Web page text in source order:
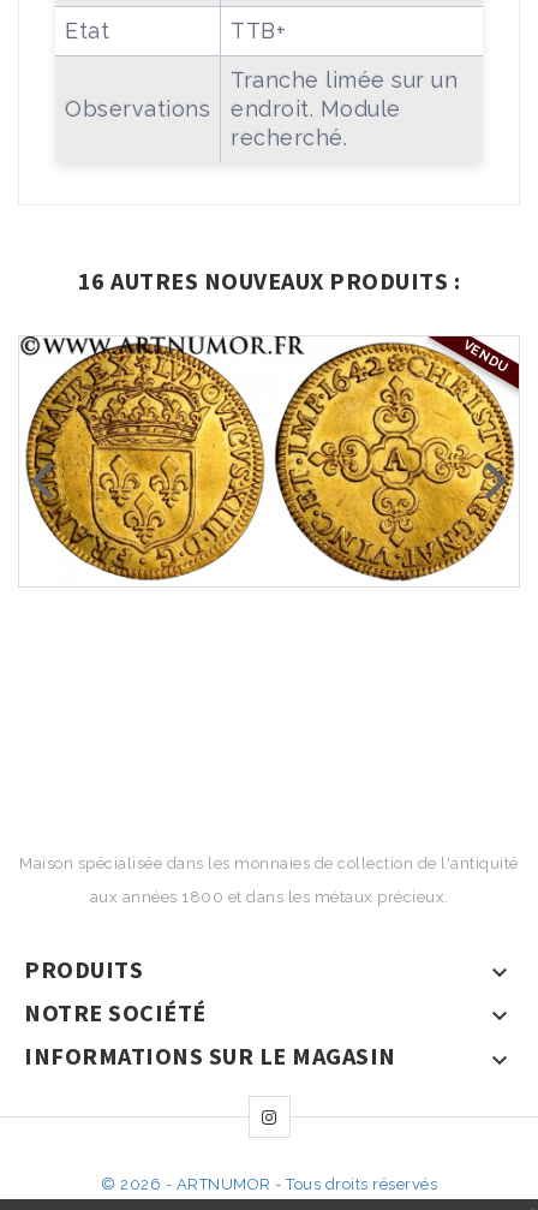
Etat
TTB+
Observations
Tranche limée sur un
endroit. Module
recherché.
16 AUTRES NOUVEAUX PRODUITS :
VENDU
Maison spécialisée dans les monnaies de collection de l'antiquité
aux années 1800 et dans les métaux précieux.
PRODUITS 
NOTRE SOCIÉTÉ 
INFORMATIONS SUR LE MAGASIN 
© 2026 - ARTNUMOR - Tous droits réservés